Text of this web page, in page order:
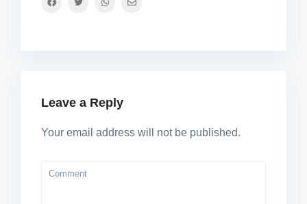
Leave a Reply
Your email address will not be published.